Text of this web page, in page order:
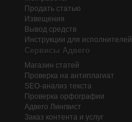
Продать статью
Извещения
Вывод средств
Инструкции для исполнителей
Сервисы Адвего
Магазин статей
Проверка на антиплагиат
SEO-анализ текста
Проверка орфографии
Адвего Лингвист
Заказ контента и услуг